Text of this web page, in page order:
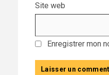
Site web
Enregistrer mon